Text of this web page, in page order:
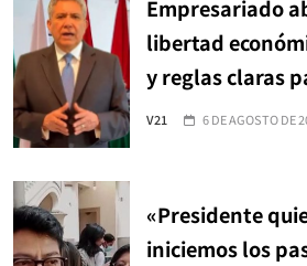
Empresariado
libertad
y reglas claras
V21 6 DE AGOSTO DE
«Presidente
iniciemos los